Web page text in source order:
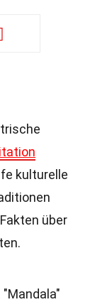
kulturelle
über
"Mandala"